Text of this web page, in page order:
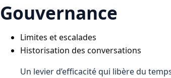
Gouvernance
Limites et escalades
Historisation des conversations
Un levier d’efficacité qui libère du